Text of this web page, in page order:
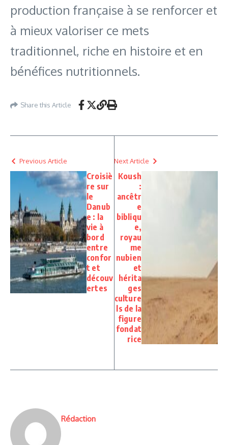
production française à se renforcer et
à mieux valoriser ce mets
traditionnel, riche en histoire et en
bénéfices nutritionnels.
Share this Article
Previous Article
Croisiè
re sur
le
Danub
e : la
vie à
bord
entre
confor
t et
découv
ertes
Next Article
Koush
:
ancêtr
e
bibliqu
e,
royau
me
nubien
et
hérita
ges
culture
ls de la
figure
fondat
rice
Rédaction